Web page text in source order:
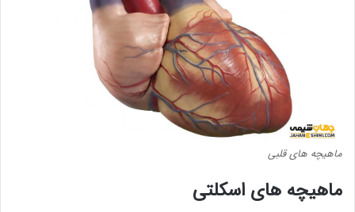
ماهیچه های قلبی
ماهیچه های اسکلتی